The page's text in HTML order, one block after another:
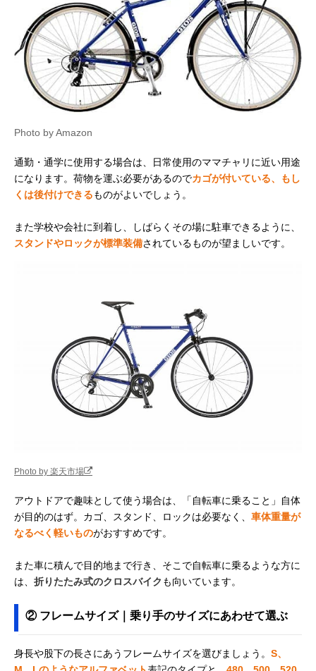
Photo by Amazon
通勤・通学に使用する場合は、日常使用のママチャリに近い用途
になります。荷物を運ぶ必要があるのでカゴが付いている、もし
くは後付けできるものがよいでしょう。
また学校や会社に到着し、しばらくその場に駐車できるように、
スタンドやロックが標準装備されているものが望ましいです。
Photo by 楽天市場
アウトドアで趣味として使う場合は、「自転車に乗ること」自体
が目的のはず。カゴ、スタンド、ロックは必要なく、 車体重量が
なるべく軽いものがおすすめです。
また車に積んで目的地まで行き、そこで自転車に乗るような方に
は、 折りたたみ式のクロスバイク も向いています。
② フレームサイズ｜乗り手のサイズにあわせて選ぶ
身長や股下の長さにあうフレームサイズを選びましょう。 S、